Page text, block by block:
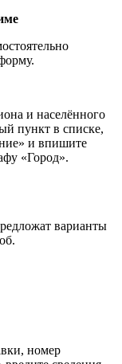
и населённого
пункт в списке,
и впишите
«Город».
варианты
номер